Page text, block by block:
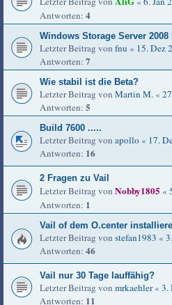
Antworten: 4
Windows Storage Server 2008
Letzter Beitrag von fnu « 15. Dez
Antworten: 7
Wie stabil ist die Beta?
Letzter Beitrag von Martin M. «
Antworten: 5
Build 7600 .....
Letzter Beitrag von apollo « 17.
Antworten: 16
2 Fragen zu Vail
Letzter Beitrag von Nobby1805 «
Antworten: 1
Vail of dem O.center
Letzter Beitrag von stefan1983 «
Antworten: 46
Vail nur 30 Tage lauffähig?
Letzter Beitrag von mrkaehler« 3.
Antworten: 11